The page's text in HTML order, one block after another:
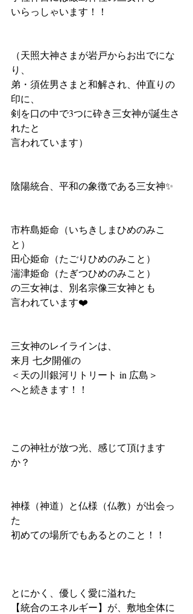
いらっしゃいます！！
（天照大神さまが岩戸からお出でにな
り、
弟・須佐男さまと和解され、仲直りの
印に、
剣を口の中で3つに砕き三女神が誕生さ
れたと
言われています）
陰陽統合、平和の象徴である三女神✨
市杵島姫命（いちきしまひめのみこ
と）
田心姫命（たごりひめのみこと）
湍津姫命（たぎつひめのみこと）
の三女神は、別名宗像三女神とも
言われています❤️
三女神のレイラインは、
来月 七夕開催の
＜天の川銀河リトリート in 広島＞
へと続きます！！
この神社が放つ光、感じて頂けます
か？
神様（神道）と仏様（仏教）が出会っ
た
初めての場所でもあるとのこと！！
とにかく、優しく愛に溢れた
【統合のエネルギー】が、敷地全体に